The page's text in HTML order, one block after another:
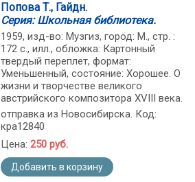
Попова Т., Гайдн.
Серия: Школьная библиотека.
1959, изд-во: Музгиз, город: М., стр. :
172 с., илл., обложка: Картонный
твердый переплет, формат:
Уменьшенный, состояние: Хорошее. О
жизни и творчестве великого
австрийского композитора XVIII века.
отправка из Новосибирска. Код:
кра12840
Цена: 250 руб.
Добавить в корзину